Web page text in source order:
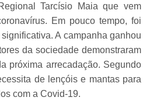
Tarcísio Maia que vem
Em pouco tempo, foi
A campanha ganhou
da sociedade demonstraram
próxima arrecadação. Segundo
de lençóis e mantas para
com a Covid-19.